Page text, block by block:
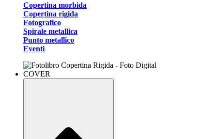
Copertina morbida
Copertina rigida
Fotografico
Spirale metallica
Punto metallico
Eventi
COVER